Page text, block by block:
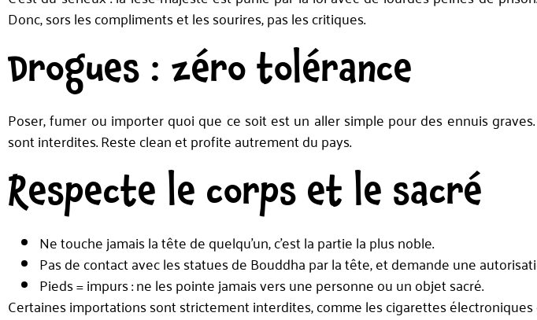
Donc, sors les compliments et les sourires, pas les critiques.
Drogues : zéro tolérance
Poser, fumer ou importer quoi que ce soit est un aller simple pour des ennuis
sont interdites. Reste clean et profite autrement du pays.
Respecte le corps et le sacré
Ne touche jamais la tête de quelqu’un, c’est la partie la plus noble.
Pas de contact avec les statues de Bouddha par la tête, et demande une
Pieds = impurs : ne les pointe jamais vers une personne ou un objet sacré.
Certaines importations sont strictement interdites, comme les cigarettes